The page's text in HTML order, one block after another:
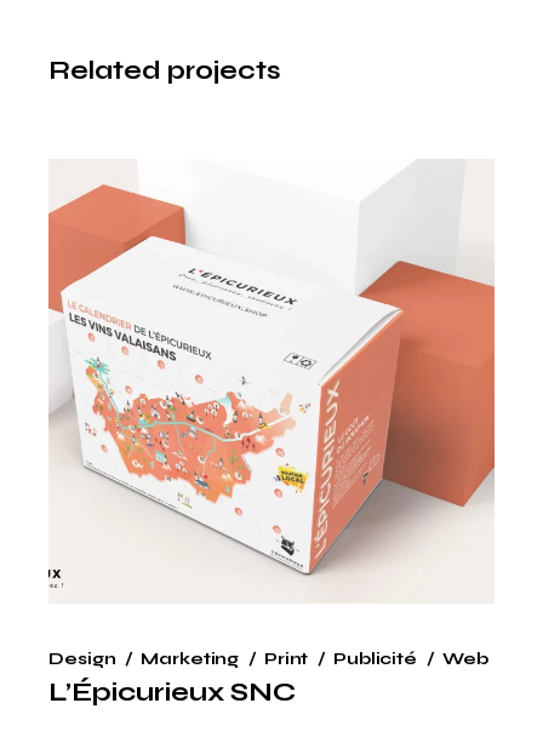
Related projects
Design Marketing Print Publicité Web
L’Épicurieux SNC